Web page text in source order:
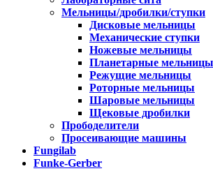
Мельницы/дробилки/ступки
Дисковые мельницы
Механические ступки
Ножевые мельницы
Планетарные мельницы
Режущие мельницы
Роторные мельницы
Шаровые мельницы
Щековые дробилки
Прободелители
Просеивающие машины
Fungilab
Funke-Gerber